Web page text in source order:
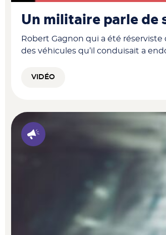
Un militaire parle de
Robert Gagnon qui a été
des véhicules qu’il conduisait a
VIDÉO